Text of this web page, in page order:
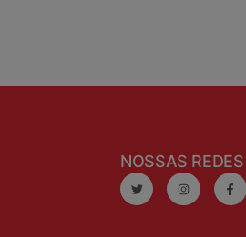
NOSSAS REDES